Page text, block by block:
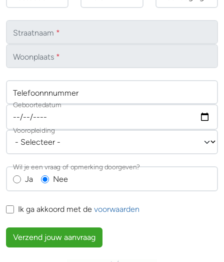
Straatnaam *
Woonplaats *
Telefoonnnummer
Geboortedatum
Vooropleiding
Ja Nee
Wil je een vraag of opmerking doorgeven?
Ik ga akkoord met de voorwaarden
Verzend jouw aanvraag